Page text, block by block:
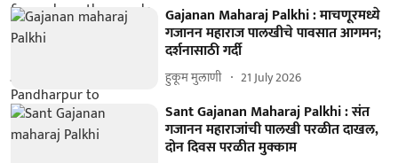
Gajanan Maharaj Palkhi : माचणूरमध्ये
गजानन महाराज पालखीचे पावसात आगमन;
दर्शनासाठी गर्दी
हुकूम मुलाणी ​ 21 July 2026
Sant Gajanan Maharaj Palkhi : संत
गजानन महाराजांची पालखी परळीत दाखल,
दोन दिवस परळीत मुक्काम